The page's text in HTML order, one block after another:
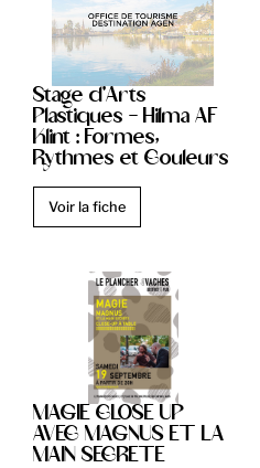
Stage d'Arts
Plastiques - Hilma AF
Klint : Formes,
Rythmes et Couleurs
Voir la fiche
MAGIE CLOSE UP
AVEC MAGNUS ET LA
MAIN SECRETE